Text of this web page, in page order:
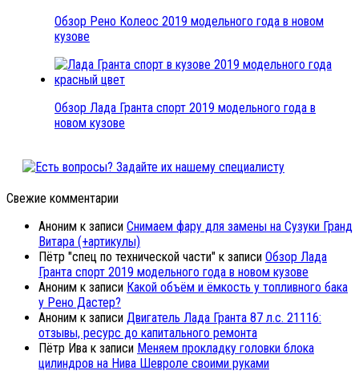
Обзор Рено Колеос 2019 модельного года в новом
кузове
Обзор Лада Гранта спорт 2019 модельного года в
новом кузове
Свежие комментарии
Аноним к записи Снимаем фару для замены на Сузуки Гранд
Витара (+артикулы)
Пётр "спец по технической части" к записи Обзор Лада
Гранта спорт 2019 модельного года в новом кузове
Аноним к записи Какой объём и ёмкость у топливного бака
у Рено Дастер?
Аноним к записи Двигатель Лада Гранта 87 л.с. 21116:
отзывы, ресурс до капитального ремонта
Пётр Ива к записи Меняем прокладку головки блока
цилиндров на Нива Шевроле своими руками